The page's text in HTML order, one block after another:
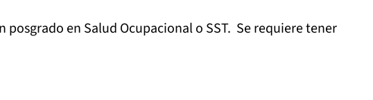
en Salud Ocupacional o SST. Se requiere tener